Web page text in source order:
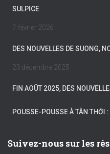
SULPICE
7 février 2026
DES NOUVELLES DE SUONG,
23 décembre 2025
FIN AOÛT 2025, DES
POUSSE-POUSSE À TÂN THỚI
Suivez-nous sur les